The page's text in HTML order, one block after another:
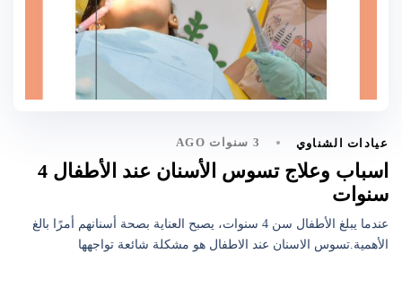
عيادات الشناوي 3 سنوات AGO
اسباب وعلاج تسوس الأسنان عند الأطفال 4
سنوات
عندما يبلغ الأطفال سن 4 سنوات، يصبح العناية بصحة أسنانهم أمرًا بالغ
الأهمية.تسوس الاسنان عند الاطفال هو مشكلة شائعة تواجهها